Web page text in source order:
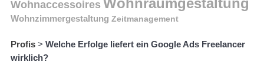
Wohnaccessoires Wohnraumgestaltung
Wohnzimmergestaltung Zeitmanagement
Profis > Welche Erfolge liefert ein Google Ads Freelancer
wirklich?